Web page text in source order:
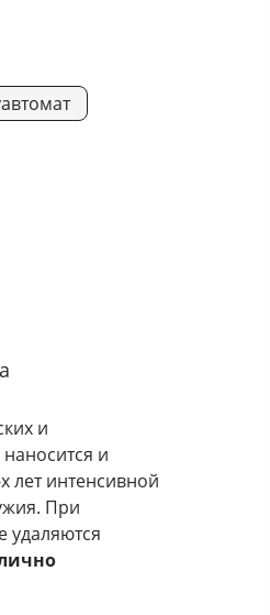
и
и
лет интенсивной
При
удаляются